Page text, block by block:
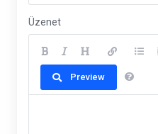
Üzenet
Preview